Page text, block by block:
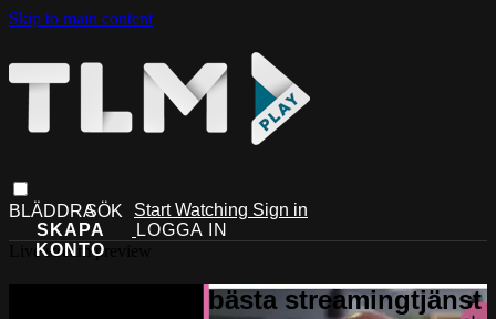
Skip to main content
Start Watching Sign in
Live stream preview